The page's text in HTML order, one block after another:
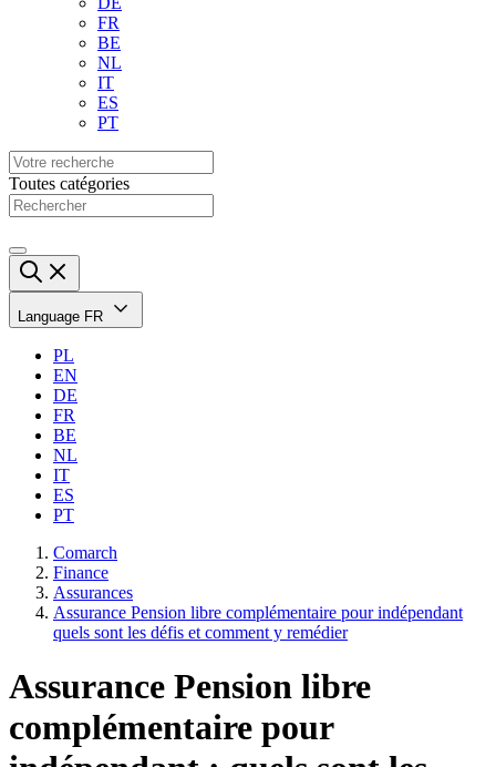
FR
BE
NL
IT
ES
PT
Toutes catégories
Language FR
PL
EN
DE
FR
BE
NL
IT
ES
PT
Comarch
Finance
Assurances
Assurance Pension libre complémentaire pour indépendant
quels sont les défis et comment y remédier
Assurance Pension libre
complémentaire pour